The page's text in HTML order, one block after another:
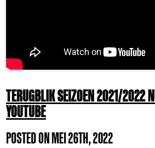
TERUGBLIK SEIZOEN 2021/2022
YOUTUBE
POSTED ON MEI 26TH, 2022